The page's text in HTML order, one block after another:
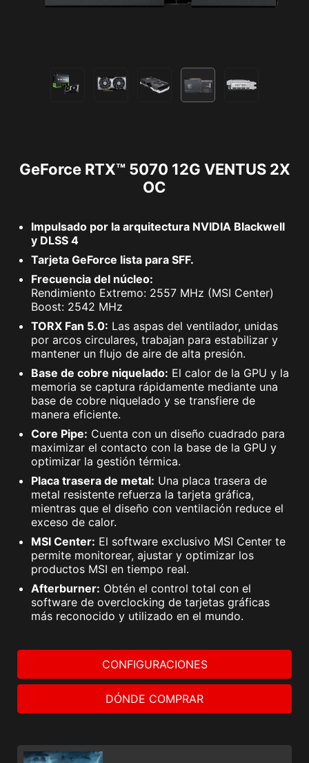
GeForce RTX™ 5070 12G VENTUS 2X
OC
Impulsado por la arquitectura NVIDIA Blackwell
y DLSS 4
Tarjeta GeForce lista para SFF.
Frecuencia del núcleo:
Rendimiento Extremo: 2557 MHz (MSI Center)
Boost: 2542 MHz
TORX Fan 5.0: Las aspas del ventilador, unidas
por arcos circulares, trabajan para estabilizar y
mantener un flujo de aire de alta presión.
Base de cobre niquelado: El calor de la GPU y la
memoria se captura rápidamente mediante una
base de cobre niquelado y se transfiere de
manera eficiente.
Core Pipe: Cuenta con un diseño cuadrado para
maximizar el contacto con la base de la GPU y
optimizar la gestión térmica.
Placa trasera de metal: Una placa trasera de
metal resistente refuerza la tarjeta gráfica,
mientras que el diseño con ventilación reduce el
exceso de calor.
MSI Center: El software exclusivo MSI Center te
permite monitorear, ajustar y optimizar los
productos MSI en tiempo real.
Afterburner: Obtén el control total con el
software de overclocking de tarjetas gráficas
más reconocido y utilizado en el mundo.
CONFIGURACIONES
DÓNDE COMPRAR